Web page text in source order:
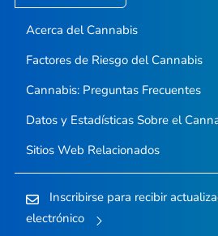
Acerca del Cannabis
Factores de Riesgo del Cannabis
Cannabis: Preguntas Frecuentes
Datos y Estadísticas Sobre el
Sitios Web Relacionados
Inscribirse para recibir
electrónico